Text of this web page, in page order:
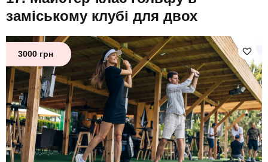
заміському клубі для двох
3000 грн